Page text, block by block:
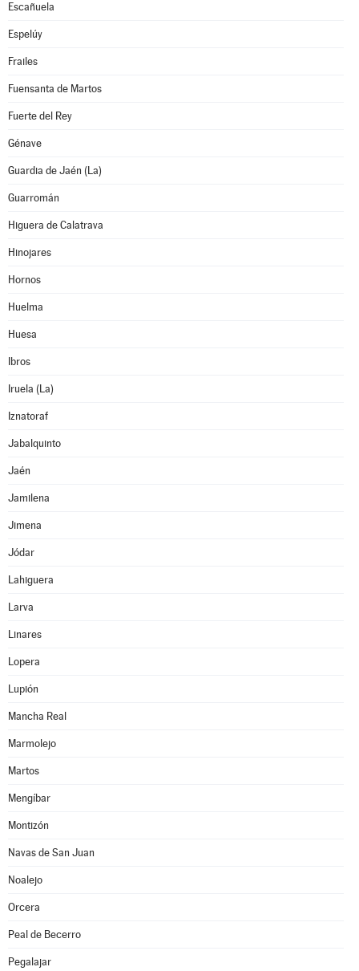
Escañuela
Espelúy
Frailes
Fuensanta de Martos
Fuerte del Rey
Génave
Guardia de Jaén (La)
Guarromán
Higuera de Calatrava
Hinojares
Hornos
Huelma
Huesa
Ibros
Iruela (La)
Iznatoraf
Jabalquinto
Jaén
Jamilena
Jimena
Jódar
Lahiguera
Larva
Linares
Lopera
Lupión
Mancha Real
Marmolejo
Martos
Mengíbar
Montizón
Navas de San Juan
Noalejo
Orcera
Peal de Becerro
Pegalajar